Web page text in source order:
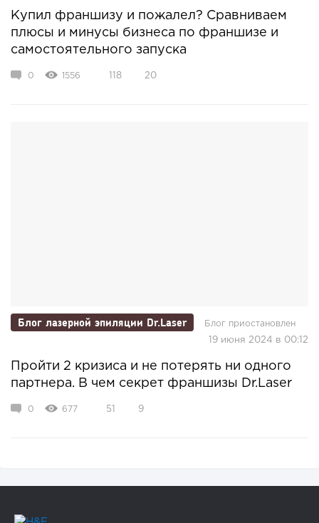
Купил франшизу и пожалел? Сравниваем
плюсы и минусы бизнеса по франшизе и
самостоятельного запуска
0 1556 118 20
Блог лазерной эпиляции Dr.Laser Блог приостановлен
19 июня 2024 в 00:12
Пройти 2 кризиса и не потерять ни одного
партнера. В чем секрет франшизы Dr.Laser
0 677 51 9